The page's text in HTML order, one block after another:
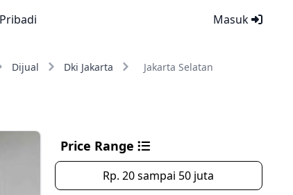
Masuk
Dijual Dki Jakarta Jakarta Selatan
Price Range
Rp. 20 sampai 50 juta